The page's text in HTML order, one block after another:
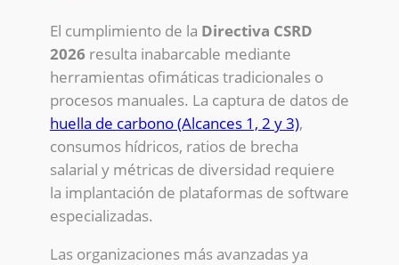
El cumplimiento de la Directiva CSRD
2026 resulta inabarcable mediante
herramientas ofimáticas tradicionales o
procesos manuales. La captura de datos de
huella de carbono (Alcances 1, 2 y 3),
consumos hídricos, ratios de brecha
salarial y métricas de diversidad requiere
la implantación de plataformas de software
especializadas.
Las organizaciones más avanzadas ya